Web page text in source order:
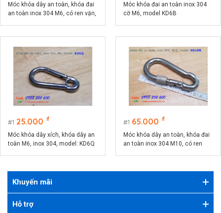
Móc khóa dây an toàn, khóa đai
an toàn inox 304 M6, có ren vặn,
Móc khóa đai an toàn inox 304
cỡ M6, model KD6B
1 25.000 ₫
Móc khóa dây xích, khóa dây an
toàn M6, inox 304, model: KD6Q
1 65.000 ₫
Móc khóa dây an toàn, khóa đai
an toàn inox 304 M10, có ren
Khuyến mãi
Hỗ trợ